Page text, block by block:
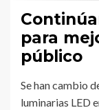
para
público
Se han cambio
luminarias LED